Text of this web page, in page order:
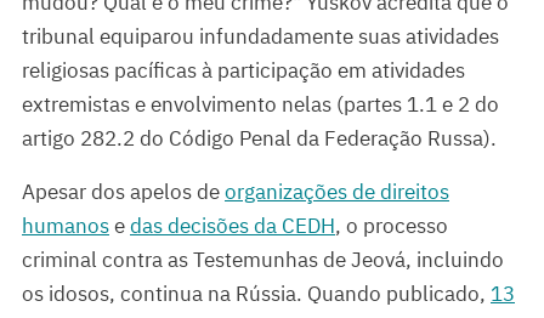
tribunal equiparou infundadamente suas atividades
religiosas pacíficas à participação em atividades
extremistas e envolvimento nelas (partes 1.1 e 2 do
artigo 282.2 do Código Penal da Federação Russa).
Apesar dos apelos deorganizações de direitos
humanosedas decisões da CEDH, o processo
criminal contra as Testemunhas de Jeová, incluindo
os idosos, continua na Rússia. Quando publicado, 13